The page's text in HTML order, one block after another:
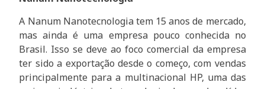
A Nanum Nanotecnologia tem 15 anos de mercado,
mas ainda é uma empresa pouco conhecida no
Brasil. Isso se deve ao foco comercial da empresa
ter sido a exportação desde o começo, com vendas
principalmente para a multinacional HP, uma das